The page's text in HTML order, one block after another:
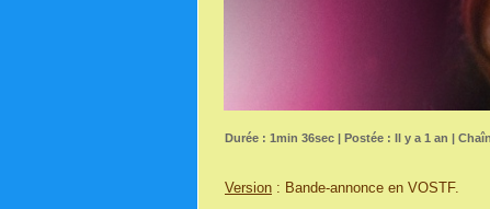
Durée : 1min 36sec | Postée : Il y a 1 an |
Version : Bande-annonce en VOSTF.